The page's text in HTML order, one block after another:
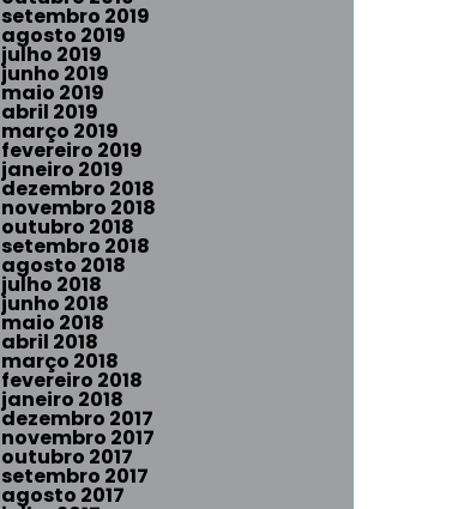
setembro 2019
agosto 2019
julho 2019
junho 2019
maio 2019
abril 2019
março 2019
fevereiro 2019
janeiro 2019
dezembro 2018
novembro 2018
outubro 2018
setembro 2018
agosto 2018
julho 2018
junho 2018
maio 2018
abril 2018
março 2018
fevereiro 2018
janeiro 2018
dezembro 2017
novembro 2017
outubro 2017
setembro 2017
agosto 2017